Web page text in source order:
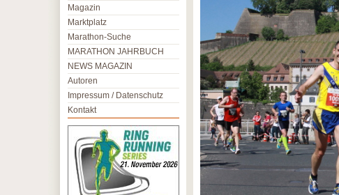
Magazin
Marktplatz
Marathon-Suche
MARATHON JAHRBUCH
NEWS MAGAZIN
Autoren
Impressum / Datenschutz
Kontakt